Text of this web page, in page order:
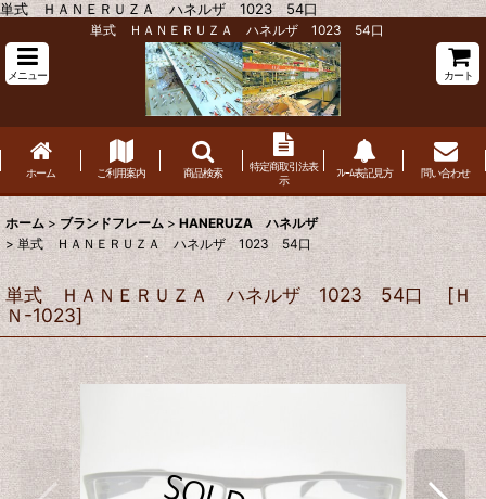
単式 ＨＡＮＥＲＵＺＡ ハネルザ 1023 54口
単式 ＨＡＮＥＲＵＺＡ ハネルザ 1023 54口
メニュー カート
ホーム ご利用案内 商品検索
特定商取引法表
示
ﾌﾚｰﾑ表記見方 問い合わせ
ホーム > ブランドフレーム > HANERUZA ハネルザ
> 単式 ＨＡＮＥＲＵＺＡ ハネルザ 1023 54口
単式 ＨＡＮＥＲＵＺＡ ハネルザ 1023 54口 [Ｈ
Ｎ-1023]